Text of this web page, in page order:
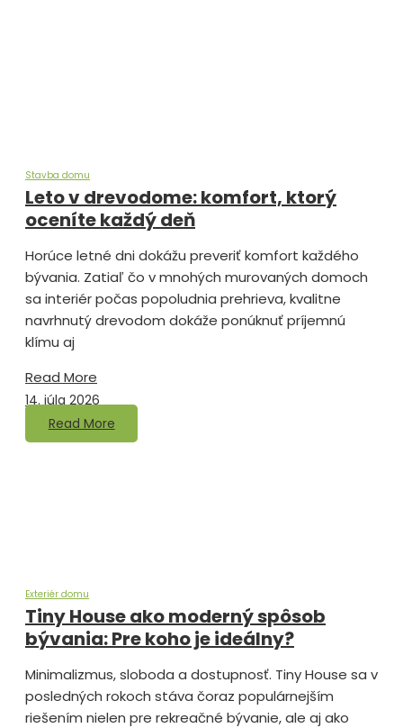
Stavba domu
Leto v drevodome: komfort, ktorý
oceníte každý deň
Horúce letné dni dokážu preveriť komfort každého
bývania. Zatiaľ čo v mnohých murovaných domoch
sa interiér počas popoludnia prehrieva, kvalitne
navrhnutý drevodom dokáže ponúknuť príjemnú
klímu aj
Read More
14. júla 2026
Read More
Exteriér domu
Tiny House ako moderný spôsob
bývania: Pre koho je ideálny?
Minimalizmus, sloboda a dostupnosť. Tiny House sa v
posledných rokoch stáva čoraz populárnejším
riešením nielen pre rekreačné bývanie, ale aj ako